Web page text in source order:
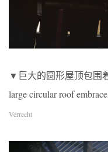
▼巨大的圆形屋顶包围
large circular roof
Verrecht